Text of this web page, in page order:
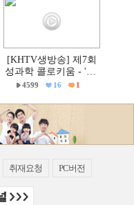
[KHTV생방송] 제7회
성과학 콜로키움 - 'PC
주의 & 의학'
4599 16 1
취재요청 PC버전